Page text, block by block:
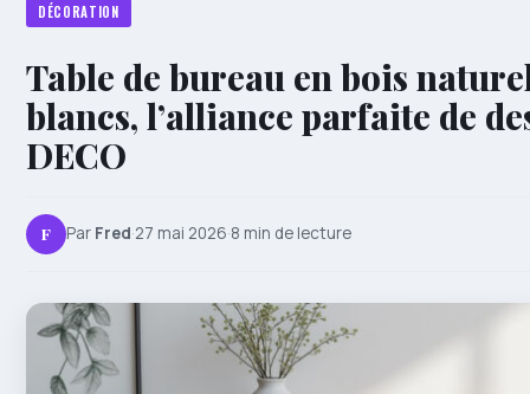
DÉCORATION
Table de bureau en bois
blancs, l’alliance parfaite de
DECO
F Par Fred·27 mai 2026·8 min de lecture